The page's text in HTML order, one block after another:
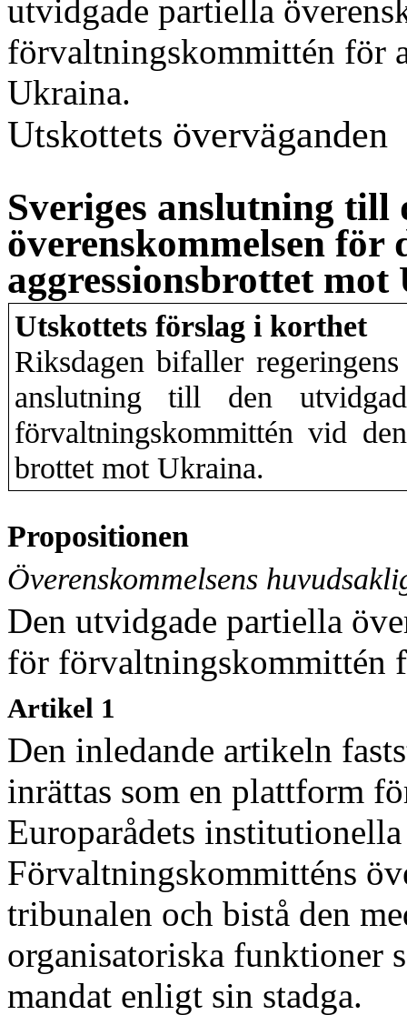
utvidgade partiella
förvaltningskommittén för
Ukraina.
Utskottets överväganden
Sveriges anslutning
överenskommelsen
aggressionsbrottet
Utskottets förslag i korthet
Riksdagen bifaller
anslutning till den
förvaltningskommittén vid
brottet mot Ukraina.
Propositionen
Överenskommelsens
Den utvidgade partiella
för förvaltningskommittén
Artikel 1
Den inledande artikeln
inrättas som en plattform
Europarådets
Förvaltningskommitténs
tribunalen och bistå den
organisatoriska funktioner
mandat enligt sin stadga.